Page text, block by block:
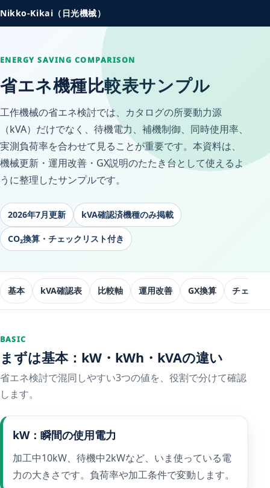
Nikko-Kikai（日光機械）
ENERGY SAVING COMPARISON
省エネ機種比較表サンプル
工作機械の省エネ検討では、カタログの所要動力源
（kVA）だけでなく、待機電力、補機制御、同時使用率、
実測負荷率を合わせて見ることが重要です。本資料は、
機械更新・運用改善・GX説明のたたき台として使えるよ
うに整理したサンプルです。
2026年7月更新 kVA確認済機種のみ掲載
CO₂換算・チェックリスト付き
基本 kVA確認表 比較軸 運用改善 GX換算 チェック
BASIC
まずは基本：kW・kWh・kVAの違い
省エネ検討で混同しやすい3つの値を、役割で分けて確認
します。
kW：瞬間の使用電力
加工中10kW、待機中2kWなど、いま使っている電
力の大きさです。負荷率や加工条件で変動します。